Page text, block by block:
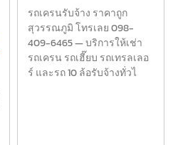
รถเครนรับจ้าง ราคาถูก
สุวรรณภูมิ โทรเลย 098-
409-6465 — บริการให้เช่า
รถเครน รถเฮี๊ยบ รถเทรลเลอ
ร์ และรถ 10 ล้อรับจ้างทั่วไ